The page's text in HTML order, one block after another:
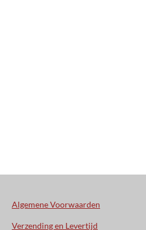
Algemene Voorwaarden
Verzending en Levertijd